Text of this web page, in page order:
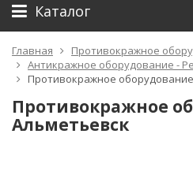
Каталог
Главная
Противокражное
Антикражное оборудование -
Противокражное
Противокражное
Альметьевск